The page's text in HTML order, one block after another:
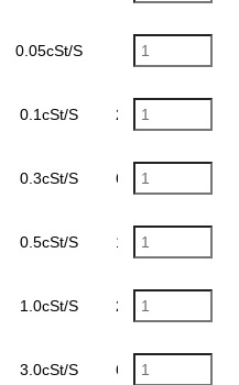
0.05cSt/S 10~50cSt
0.1cSt/S 20~100cSt
0.3cSt/S 60~300cSt
0.5cSt/S 100~500cSt
1.0cSt/S 200~1,000cSt
3.0cSt/S 600~3,000cSt